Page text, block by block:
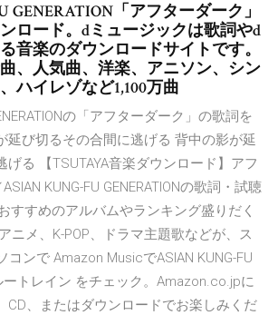
GENERATION「アフターダーク」
ロード。dミュージックは歌詞やd
音楽のダウンロードサイトです。
、人気曲、洋楽、アニソン、シン
ハイレゾなど1,100万曲
の「アフターダーク」の歌詞を
延び切るその合間に逃げる 背中の影が延
げる 【TSUTAYA音楽ダウンロード】アフ
KUNG-FU GENERATIONの歌詞・試聴
すすめのアルバムやランキング盛りだく
ニメ、K-POP、ドラマ主題歌などが、ス
コンで Amazon MusicでASIAN KUNG-FU
ートレイン をチェック。Amazon.co.jpに
CD、またはダウンロードでお楽しみくだ